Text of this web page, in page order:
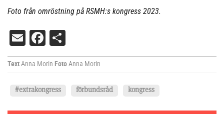
Foto från omröstning på RSMH:s kongress 2023.
EmailFacebook
TextAnna Morin FotoAnna Morin
#extrakongress förbundsråd kongress